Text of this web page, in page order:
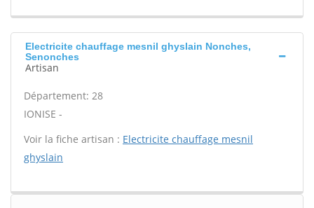
Electricite chauffage mesnil ghyslain Nonches,
Senonches
Artisan
Département: 28
IONISE -
Voir la fiche artisan : Electricite chauffage mesnil
ghyslain